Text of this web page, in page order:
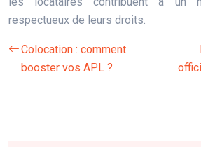
respectueux de leurs droits.
Colocation : comment
booster vos APL ?